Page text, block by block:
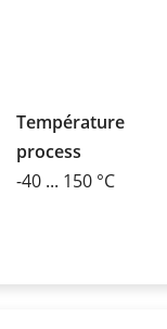
Température
process
-40 ... 150 °C